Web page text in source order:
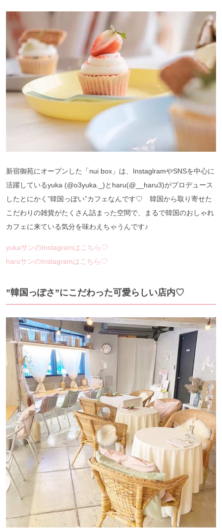
新宿御苑にオープンした「nui box」は、InstaglramやSNSを中心に
活躍しているyuka (@o3yuka._)とharu(@__haru3)がプロデュース
したとにかく”韓国っぽい”カフェなんです♡ 韓国から取り寄せた
こだわりの雑貨がたくさん詰まった空間で、まるで韓国のおしゃれ
カフェに来ている気分を味わえちゃうんです♪
yukaサンのInstagramはこちら♡
haruサンのInstagramはこちら♡
”韓国っぽさ”にこだわった可愛らしい店内♡